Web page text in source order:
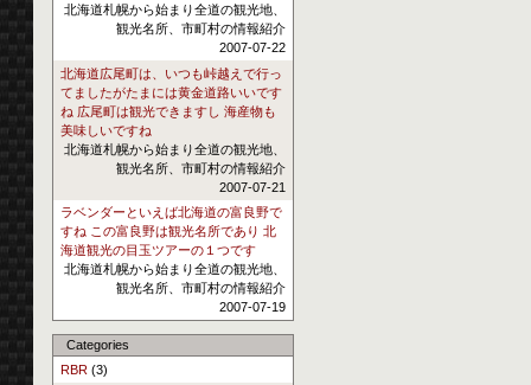
北海道札幌から始まり全道の観光地、
観光名所、市町村の情報紹介
2007-07-22
北海道広尾町は、いつも峠越えで行っ
てましたがたまには黄金道路いいです
ね 広尾町は観光できますし 海産物も
美味しいですね
北海道札幌から始まり全道の観光地、
観光名所、市町村の情報紹介
2007-07-21
ラベンダーといえば北海道の富良野で
すね この富良野は観光名所であり 北
海道観光の目玉ツアーの１つです
北海道札幌から始まり全道の観光地、
観光名所、市町村の情報紹介
2007-07-19
Categories
RBR(3)